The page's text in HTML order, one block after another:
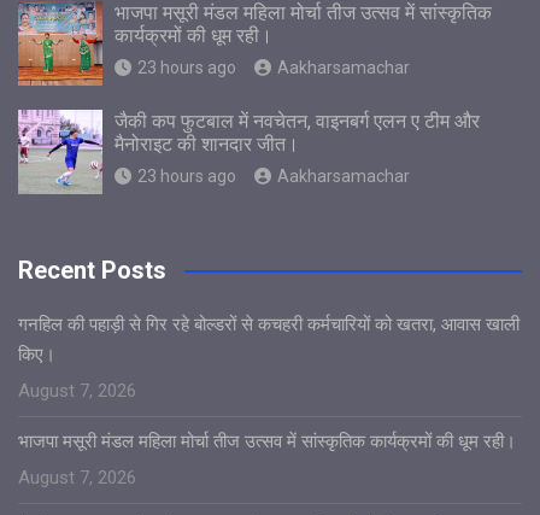
भाजपा मसूरी मंडल महिला मोर्चा तीज उत्सव में सांस्कृतिक
कार्यक्रमों की धूम रही।
23 hours ago Aakharsamachar
जैकी कप फुटबाल में नवचेतन, वाइनबर्ग एलन ए टीम और
मैनोराइट की शानदार जीत।
23 hours ago Aakharsamachar
Recent Posts
गनहिल की पहाड़ी से गिर रहे बोल्डरों से कचहरी कर्मचारियों को खतरा, आवास खाली
किए।
August 7, 2026
भाजपा मसूरी मंडल महिला मोर्चा तीज उत्सव में सांस्कृतिक कार्यक्रमों की धूम रही।
August 7, 2026